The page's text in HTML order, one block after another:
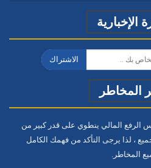
الإخبارية
الاشتراك
المخاطر
الرفع المالي ينطوي على قدر كبير من
، لذا يرجى التأكد من فهمك الكامل
المخاطر.